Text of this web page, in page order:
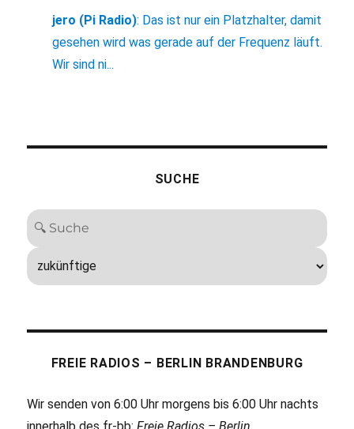
jero (Pi Radio): Das ist nur ein Platzhalter, damit
gesehen wird was gerade auf der Frequenz läuft.
Wir sind ni...
SUCHE
FREIE RADIOS – BERLIN BRANDENBURG
Wir senden von 6:00 Uhr morgens bis 6:00 Uhr nachts